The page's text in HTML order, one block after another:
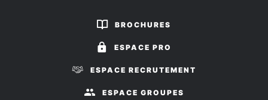
sur
BROCHURES
ESPACE PRO
ESPACE RECRUTEMENT
ESPACE GROUPES